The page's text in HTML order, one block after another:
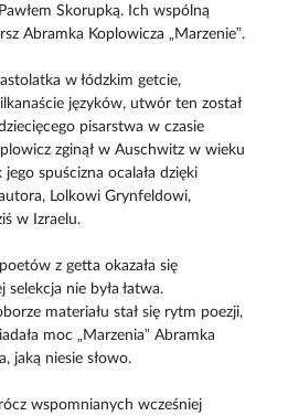
Skorupką. Ich wspólną
Abramka Koplowicza „Marzenie”.
w łódzkim getcie,
języków, utwór ten został
pisarstwa w czasie
zginął w Auschwitz w wieku
spuścizna ocalała dzięki
Lolkowi Grynfeldowi,
w Izraelu.
z getta okazała się
nie była łatwa.
materiału stał się rytm poezji,
moc „Marzenia” Abramka
jaką niesie słowo.
wspomnianych wcześniej